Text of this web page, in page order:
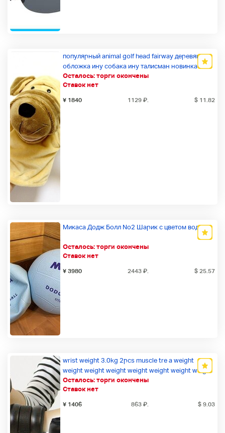
Осталось: торги окончены
Ставок нет
популярный animal golf head fairway деревянная
обложка ину собака ину талисман новинка
подарок милый цвет: собака
¥ 1840 1129 ₽. $ 11.82
Осталось: торги окончены
Ставок нет
Микаса Додж Болл No2 Шарик с цветом воды
¥ 3980 2443 ₽. $ 25.57
Осталось: торги окончены
Ставок нет
wrist weight 3.0kg 2pcs muscle tre a weight
weight weight weight weight weight weight weight
weight тренировка 6kg weight
¥ 1406 863 ₽. $ 9.03